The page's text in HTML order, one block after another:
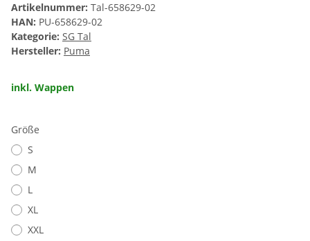
Artikelnummer: Tal-658629-02
HAN: PU-658629-02
Kategorie: SG Tal
Hersteller: Puma
inkl. Wappen
Größe
S
M
L
XL
XXL